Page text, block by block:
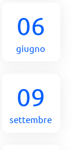
06
giugno
09
settembre